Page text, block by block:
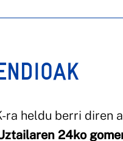
ra heldu berri diren
24ko